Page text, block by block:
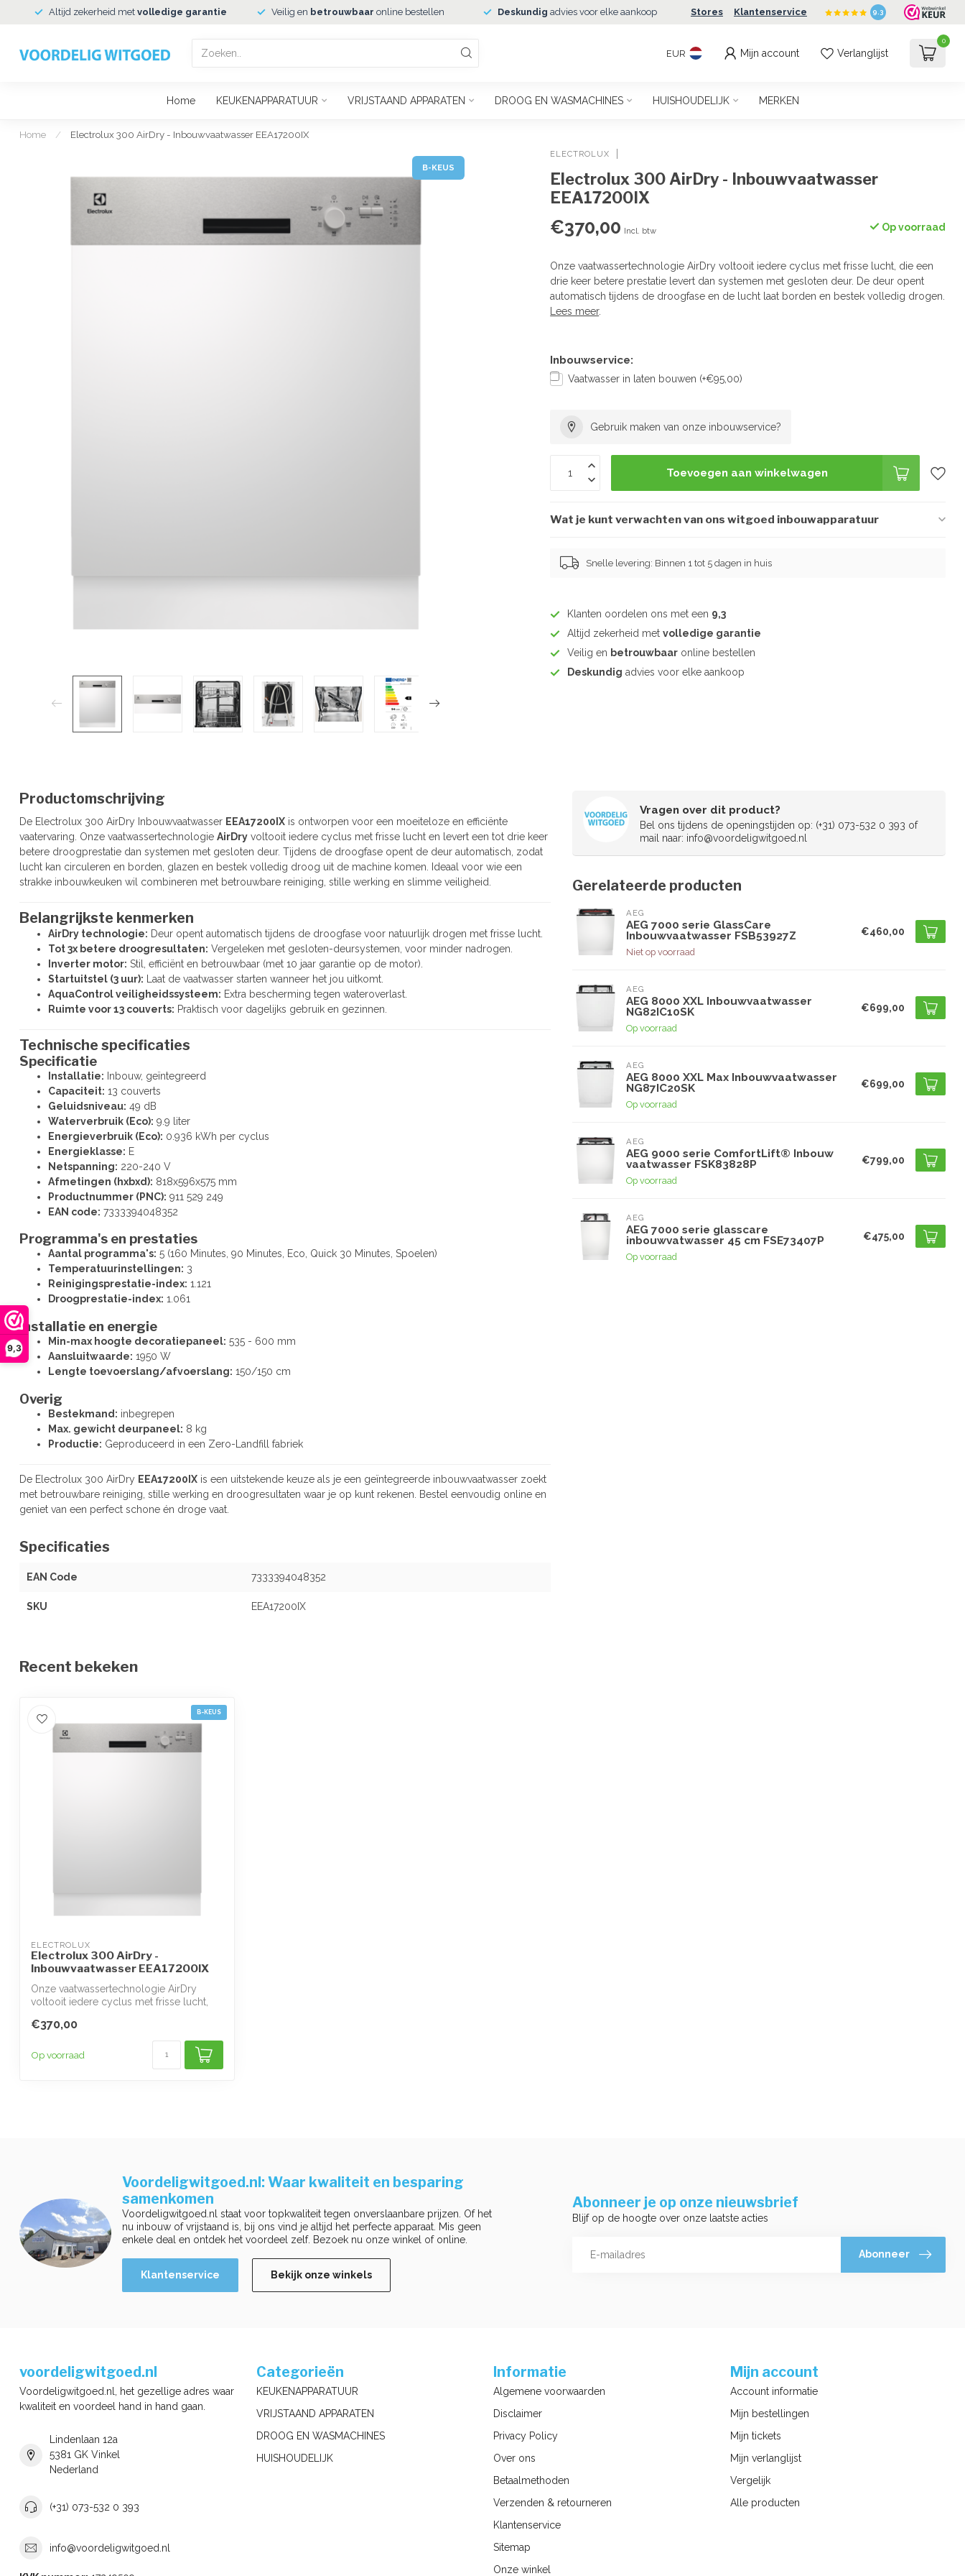
9,3
Altijd zekerheid met volledige garantie Veilig en betrouwbaar online bestellen Deskundig advies voor elke aankoop Stores Klantenservice 9.3
EUR Mijn account Verlanglijst
0
Home KEUKENAPPARATUUR VRIJSTAAND APPARATEN DROOG EN WASMACHINES HUISHOUDELIJK MERKEN
Home / Electrolux 300 AirDry - Inbouwvaatwasser EEA17200IX
B-KEUS
ELECTROLUX
Electrolux 300 AirDry - Inbouwvaatwasser
EEA17200IX
€370,00 Incl. btw Op voorraad
Onze vaatwassertechnologie AirDry voltooit iedere cyclus met frisse lucht, die een
drie keer betere prestatie levert dan systemen met gesloten deur. De deur opent
automatisch tijdens de droogfase en de lucht laat borden en bestek volledig drogen.
Lees meer.
Inbouwservice:
Vaatwasser in laten bouwen (+€95,00)
Gebruik maken van onze inbouwservice?
Toevoegen aan winkelwagen
Wat je kunt verwachten van ons witgoed inbouwapparatuur
Snelle levering: Binnen 1 tot 5 dagen in huis
Klanten oordelen ons met een 9,3
Altijd zekerheid metvolledige garantie
Veilig en betrouwbaar online bestellen
Deskundig advies voor elke aankoop
Productomschrijving
De Electrolux 300 AirDry Inbouwvaatwasser EEA17200IX is ontworpen voor een moeiteloze en efficiënte
vaatervaring. Onze vaatwassertechnologie AirDry voltooit iedere cyclus met frisse lucht en levert een tot drie keer
betere droogprestatie dan systemen met gesloten deur. Tijdens de droogfase opent de deur automatisch, zodat
lucht kan circuleren en borden, glazen en bestek volledig droog uit de machine komen. Ideaal voor wie een
strakke inbouwkeuken wil combineren met betrouwbare reiniging, stille werking en slimme veiligheid.
Belangrijkste kenmerken
AirDry technologie: Deur opent automatisch tijdens de droogfase voor natuurlijk drogen met frisse lucht.
Tot 3x betere droogresultaten: Vergeleken met gesloten-deursystemen, voor minder nadrogen.
Inverter motor: Stil, efficiënt en betrouwbaar (met 10 jaar garantie op de motor).
Startuitstel (3 uur): Laat de vaatwasser starten wanneer het jou uitkomt.
AquaControl veiligheidssysteem: Extra bescherming tegen wateroverlast.
Ruimte voor 13 couverts: Praktisch voor dagelijks gebruik en gezinnen.
Technische specificaties
Specificatie
Installatie: Inbouw, geïntegreerd
Capaciteit: 13 couverts
Geluidsniveau: 49 dB
Waterverbruik (Eco): 9.9 liter
Energieverbruik (Eco): 0.936 kWh per cyclus
Energieklasse: E
Netspanning: 220-240 V
Afmetingen (hxbxd): 818x596x575 mm
Productnummer (PNC): 911 529 249
EAN code: 7333394048352
Programma's en prestaties
Aantal programma's: 5 (160 Minutes, 90 Minutes, Eco, Quick 30 Minutes, Spoelen)
Temperatuurinstellingen: 3
Reinigingsprestatie-index: 1.121
Droogprestatie-index: 1.061
Installatie en energie
Min-max hoogte decoratiepaneel: 535 - 600 mm
Aansluitwaarde: 1950 W
Lengte toevoerslang/afvoerslang: 150/150 cm
Overig
Bestekmand: inbegrepen
Max. gewicht deurpaneel: 8 kg
Productie: Geproduceerd in een Zero-Landfill fabriek
De Electrolux 300 AirDry EEA17200IX is een uitstekende keuze als je een geïntegreerde inbouwvaatwasser zoekt
met betrouwbare reiniging, stille werking en droogresultaten waar je op kunt rekenen. Bestel eenvoudig online en
geniet van een perfect schone én droge vaat.
Specificaties
EAN Code 7333394048352
SKU EEA17200IX
Vragen over dit product?
Bel ons tijdens de openingstijden op: (+31) 073-532 0 393 of
mail naar: info@voordeligwitgoed.nl
Gerelateerde producten
AEG
AEG 7000 serie GlassCare
Inbouwvaatwasser FSB53927Z
Niet op voorraad
€460,00
AEG
AEG 8000 XXL Inbouwvaatwasser
NG82IC10SK
Op voorraad
€699,00
AEG
AEG 8000 XXL Max Inbouwvaatwasser
NG87IC20SK
Op voorraad
€699,00
AEG
AEG 9000 serie ComfortLift® Inbouw
vaatwasser FSK83828P
Op voorraad
€799,00
AEG
AEG 7000 serie glasscare
inbouwvatwasser 45 cm FSE73407P
Op voorraad
€475,00
Recent bekeken
B-KEUS
ELECTROLUX
Electrolux 300 AirDry -
Inbouwvaatwasser EEA17200IX
Onze vaatwassertechnologie AirDry
voltooit iedere cyclus met frisse lucht,
€370,00
Op voorraad
Voordeligwitgoed.nl: Waar kwaliteit en besparing
samenkomen
Voordeligwitgoed.nl staat voor topkwaliteit tegen onverslaanbare prijzen. Of het
nu inbouw of vrijstaand is, bij ons vind je altijd het perfecte apparaat. Mis geen
enkele deal en ontdek het voordeel zelf. Bezoek nu onze winkel of online.
Klantenservice Bekijk onze winkels
Abonneer je op onze nieuwsbrief
Blijf op de hoogte over onze laatste acties
Abonneer
voordeligwitgoed.nl
Voordeligwitgoed.nl, het gezellige adres waar
kwaliteit en voordeel hand in hand gaan.
Lindenlaan 12a
5381 GK Vinkel
Nederland
(+31) 073-532 0 393
info@voordeligwitgoed.nl
Categorieën
KEUKENAPPARATUUR
VRIJSTAAND APPARATEN
DROOG EN WASMACHINES
HUISHOUDELIJK
Informatie
Algemene voorwaarden
Disclaimer
Privacy Policy
Over ons
Betaalmethoden
Verzenden & retourneren
Klantenservice
Sitemap
Onze winkel
Mijn account
Account informatie
Mijn bestellingen
Mijn tickets
Mijn verlanglijst
Vergelijk
Alle producten